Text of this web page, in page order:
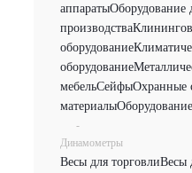
аппаратыОборудование
производства
оборудование
оборудование
мебельСейфыОхранные
материалы
-
Динамометры
Весы для торговлиВесы